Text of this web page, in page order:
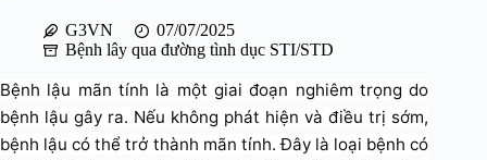
G3VN
07/07/2025
Bệnh lây qua đường tình dục STI/STD
Bệnh lậu mãn tính là một giai đoạn nghiêm trọng do
bệnh lậu gây ra. Nếu không phát hiện và điều trị sớm,
bệnh lậu có thể trở thành mãn tính. Đây là loại bệnh có